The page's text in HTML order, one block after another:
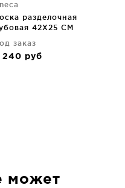
разделочная
42X25 CM
заказ
240 руб
может